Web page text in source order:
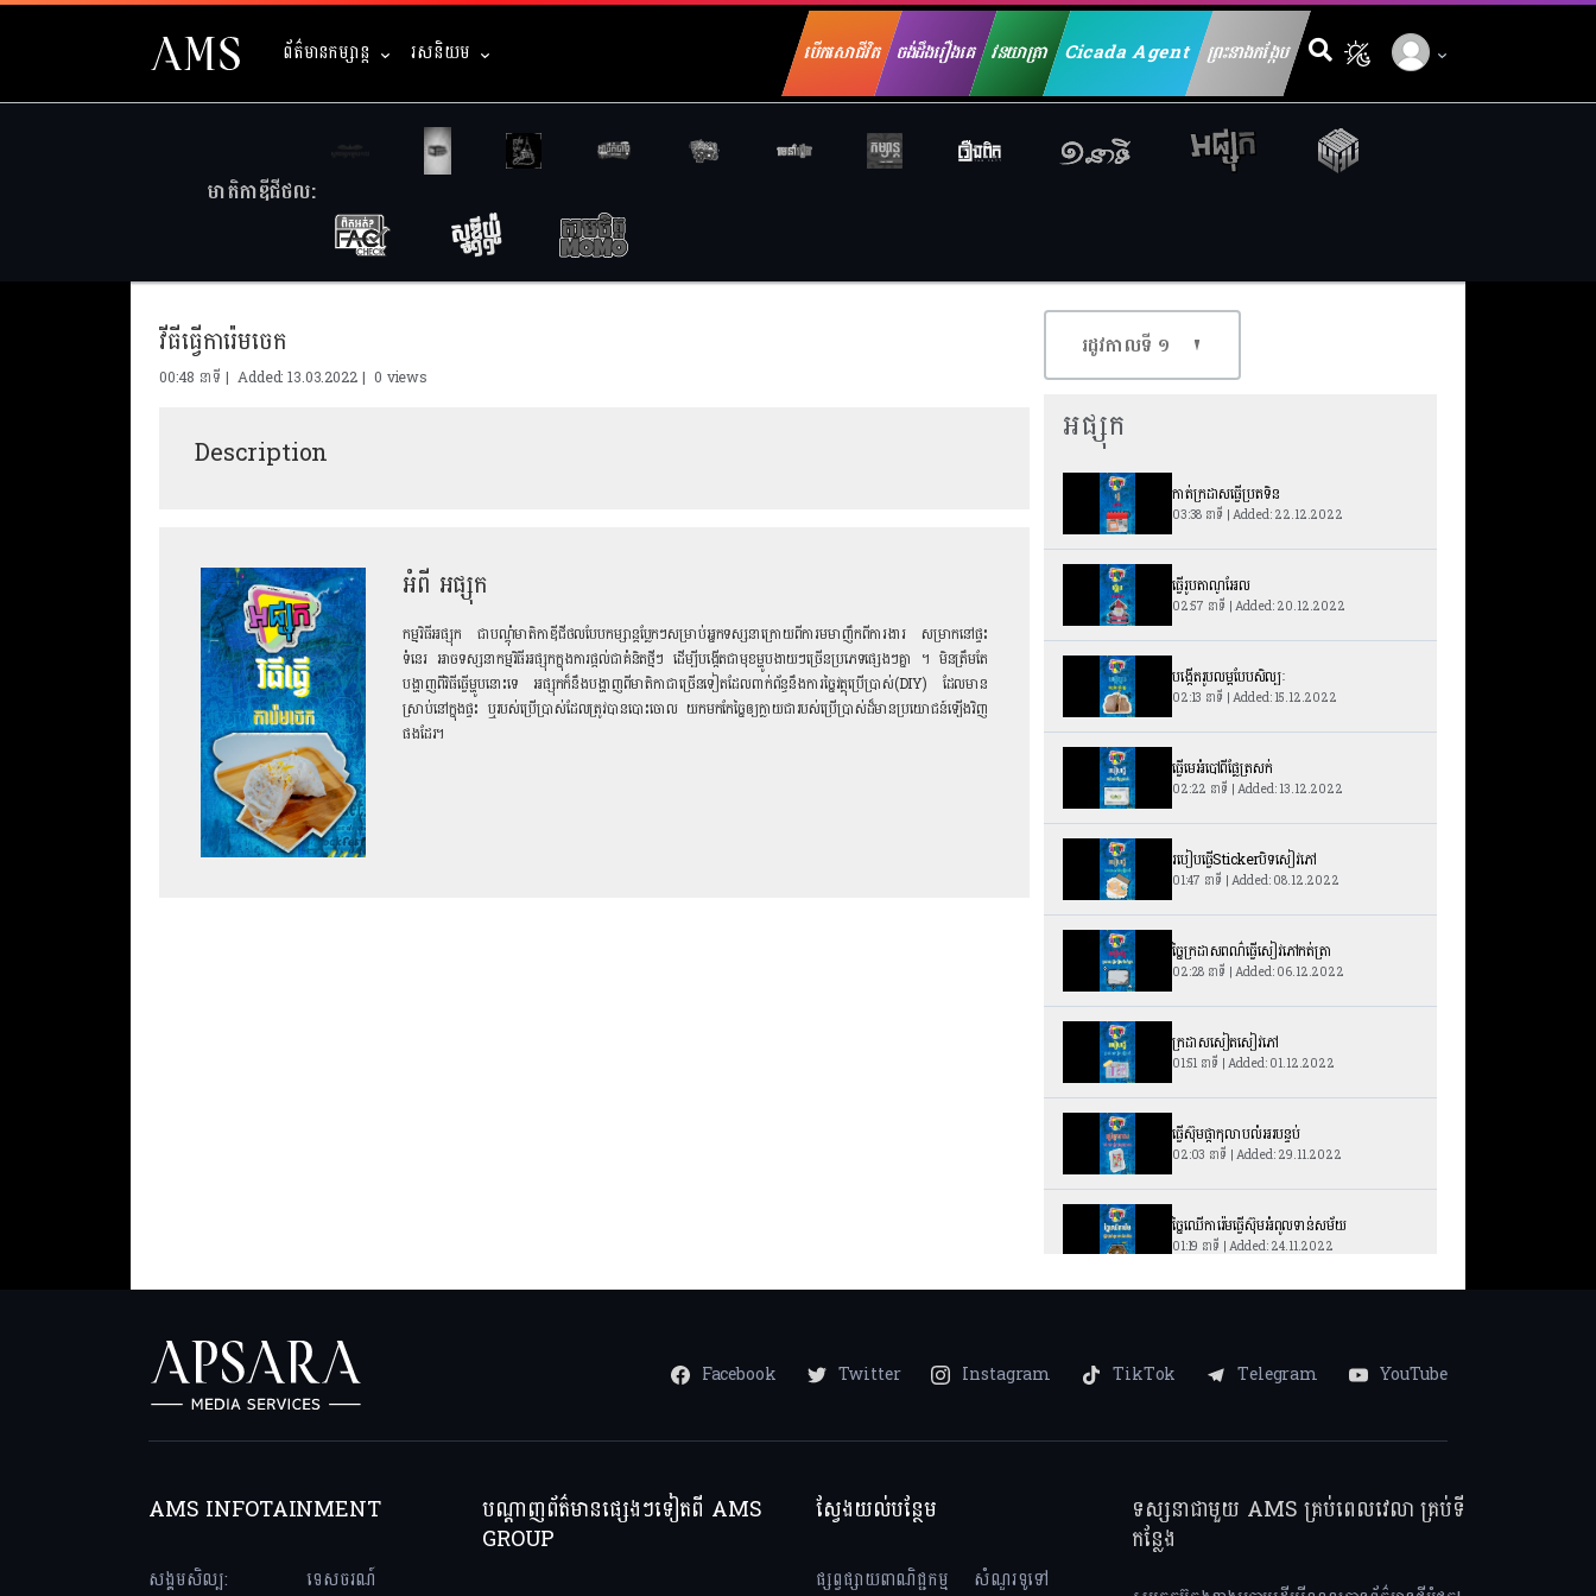
ព័ត៌មានកម្សាន្ត រសនិយម បើកសោជីវិត ចង់ដឹងរឿងគេ វនយាត្រាCicada Agentព្រះនាងកង្កែប Search for:
មាតិកាឌីជីថល:
វីធីធ្វើការ៉េមចេក
00:48 នាទី | Added: 13.03.2022 |0 views
Description
អំពី អផ្សុក
កម្មវិធីអផ្សុក ជាបណ្ដុំមាតិកាឌីជីថលបែបកម្សាន្ដប្លែកៗសម្រាប់អ្នកទស្សនាក្រោយពីការមមាញឹកពីការងារ សម្រាកនៅផ្ទះ
ទំនេរ អាចទស្សនាកម្មវិធីអផ្សុកក្នុងការផ្ដល់ជាគំនិតថ្មីៗ ដើម្បីបង្កើតជាមុខម្ហូបងាយៗច្រើនប្រភេទផ្សេងៗគ្នា ។ មិនត្រឹមតែ
បង្ហាញពីវិធីធ្វើម្ហូបនោះទេ អផ្សុកក៏នឹងបង្ហាញពីមាតិកាជាច្រើនទៀតដែលពាក់ព័ន្ធនឹងការច្នៃវត្ថុប្រើប្រាស់(DIY) ដែលមាន
ស្រាប់នៅក្នុងផ្ទះ ឬរបស់ប្រើប្រាស់ដែលត្រូវបានបោះចោល យកមកកែច្នៃឲ្យក្លាយជារបស់ប្រើប្រាស់ដ៏មានប្រយោជន៍ឡើងវិញ
ផងដែរ។
រដូវកាលទី​ ១
អផ្សុក
កាត់ក្រដាសធ្វើប្រតទិន
03:38 នាទី | Added: 22.12.2022
ធ្វើរូបតាណូអែល
02:57 នាទី | Added: 20.12.2022
បង្កើតរូបលម្អបែបសិល្បៈ
02:13 នាទី | Added: 15.12.2022
ធ្វើមេអំបៅពីផ្លែត្រសក់
02:22 នាទី | Added: 13.12.2022
របៀបធ្វើStickerបិទសៀវភៅ
01:47 នាទី | Added: 08.12.2022
ច្នៃក្រដាសពណ៌ធ្វើសៀវភៅកត់ត្រា
02:28 នាទី | Added: 06.12.2022
ក្រដាសសៀតសៀវភៅ
01:51 នាទី | Added: 01.12.2022
ធ្វើស៊ុមផ្កាកុលាបលំអរបន្ទប់
02:03 នាទី | Added: 29.11.2022
ច្នៃឈើការ៉េមធ្វើស៊ុមអំពូលទាន់សម័យ
01:19 នាទី | Added: 24.11.2022
របៀបធ្វើស្ករគ្រាប់Squid game
01:11 នាទី | Added: 20.04.2022
របៀបបត់ខោអាវឲ្យមានសណ្តាប់ធ្នាប់
Facebook Twitter Instagram TikTok Telegram YouTube
AMS INFOTAINMENT
សង្គមសិល្ប: ទេសចរណ៍
បណ្តាញព័ត៌មានផ្សេងៗទៀតពី AMS
GROUP
ស្វែងយល់បន្ថែម
ផ្សព្វផ្សាយពាណិជ្ជកម្ម សំណួរទូទៅ
ទស្សនាជាមួយ AMS គ្រប់ពេលវេលា គ្រប់ទី
កន្លែង